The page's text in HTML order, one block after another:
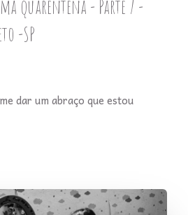
quarentena - Parte 7 -
-SP
dar um abraço que estou